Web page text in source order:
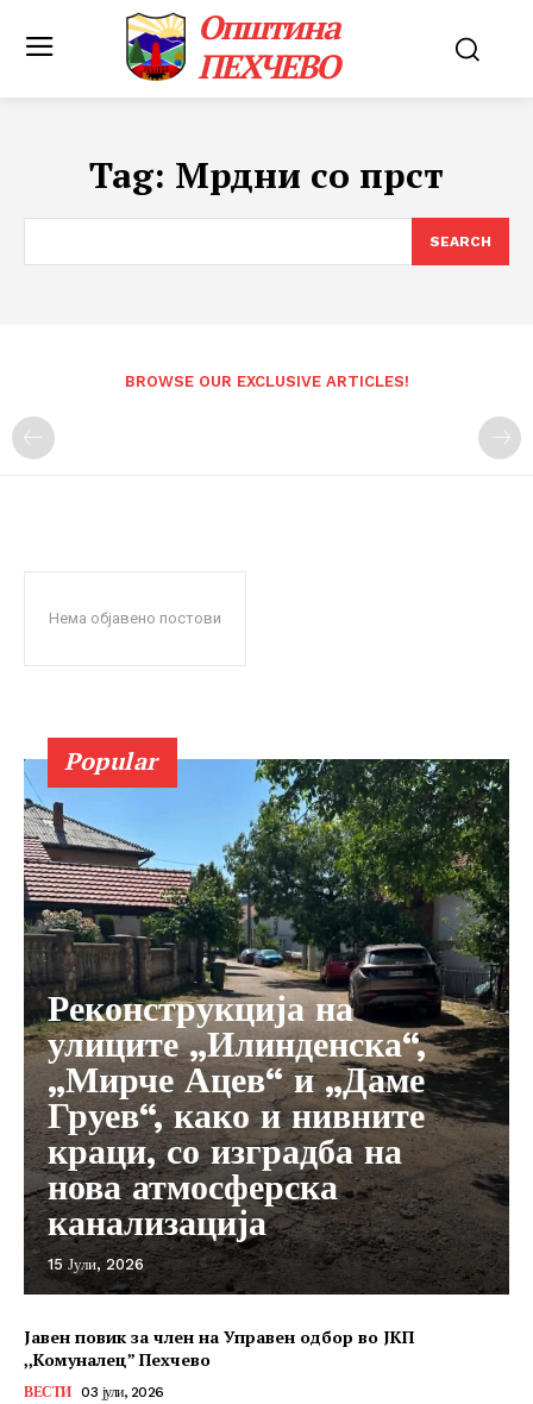
Општина
ПЕХЧЕВО
Tag: Мрдни со прст
SEARCH
BROWSE OUR EXCLUSIVE ARTICLES!
Нема објавено постови
Popular
Реконструкција на
улиците „Илинденска“,
„Мирче Ацев“ и „Даме
Груев“, како и нивните
краци, со изградба на
нова атмосферска
канализација
15 Јули, 2026
Јавен повик за член на Управен одбор во ЈКП
,,Комуналец” Пехчево
ВЕСТИ 03 јули, 2026